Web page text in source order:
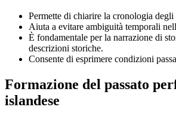
Permette di chiarire la cronologia degli
Aiuta a evitare ambiguità temporali
È fondamentale per la narrazione di
descrizioni storiche.
Consente di esprimere condizioni
Formazione del passato
islandese